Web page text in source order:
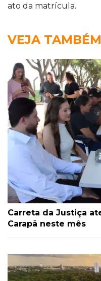
ato da matrícula.
VEJA TAMBÉM
Carreta da Justiça
Carapã neste mês